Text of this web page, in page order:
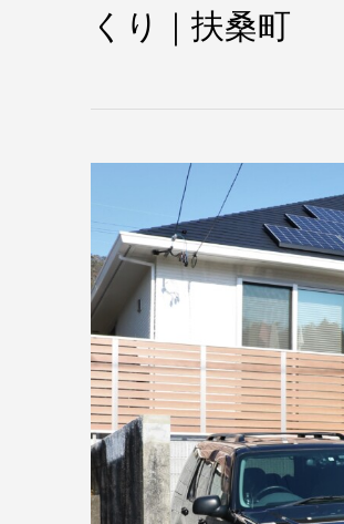
くり｜扶桑町